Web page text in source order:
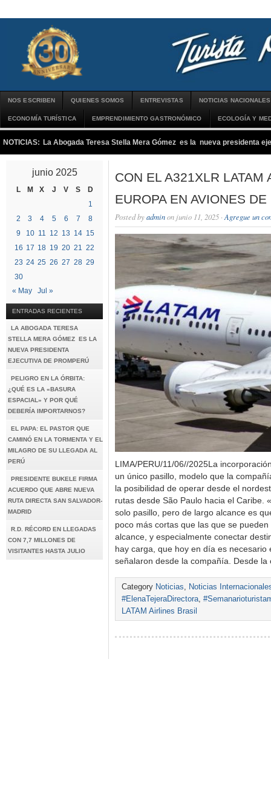
NOS ESCRIBEN QUIENES SOMOS ENTREVISTAS NOTICIAS NACIONALES
ECONOMÍA TURÍSTICA EMPRENDIMIENTO GASTRONÓMICO ECOLOGÍA Y
NOTICIAS: La Abogada Teresa Stella Mera Gómez es la nueva presidenta
junio 2025
L M X J V S
D
1
2
3 4 5 6 7
8
9
10 11 12 13 14 15
16 17 18 19 20 21 22
23 24 25 26 27 28 29
30
« May
Jul »
ENTRADAS RECIENTES
LA ABOGADA TERESA
STELLA MERA GÓMEZ ES LA
NUEVA PRESIDENTA
EJECUTIVA DE PROMPERÚ
PELIGRO EN LA ÓRBITA:
¿QUÉ ES LA «BASURA
ESPACIAL» Y POR QUÉ
DEBERÍA IMPORTARNOS?
EL PAPA: EL PASTOR QUE
CAMINÓ EN LA TORMENTA Y EL
MILAGRO DE SU LLEGADA AL
PERÚ
PRESIDENTE BUKELE FIRMA
ACUERDO QUE ABRE NUEVA
RUTA DIRECTA SAN SALVADOR-
MADRID
R.D. RÉCORD EN LLEGADAS
CON 7,7 MILLONES DE
VISITANTES HASTA JULIO
CON EL A321XLR LATAM
EUROPA EN AVIONES
Posted byadminon junio 11, 2025 · Agregue un
LIMA/PERU/11/06//2025La
un único pasillo, modelo que la
la posibilidad de operar desde el
rutas desde São Paulo hacia el Caribe.
solo pasillo, pero de largo alcance es
poco más cortas que las que se
alcance, y especialmente conectar
hay carga, que hoy en día es
señalaron desde la compañía. Desde
Category Noticias, Noticias
#ElenaTejeraDirectora,
LATAM Airlines Brasil